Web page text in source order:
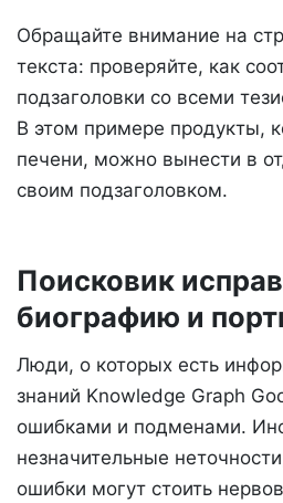
Обращайте внимание на
текста: проверяйте, как
подзаголовки со всеми
В этом примере продукты,
печени, можно вынести в
своим подзаголовком.
Поисковик
биографию и
Люди, о которых есть
знаний Knowledge Graph
ошибками и подменами.
незначительные
ошибки могут стоить